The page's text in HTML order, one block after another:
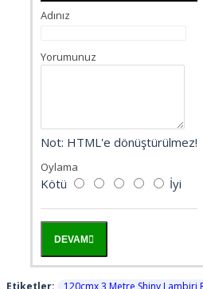
DERİNLİK
DİNİ
DOĞA
Adınız
Yorumunuz
Not: HTML'e dönüştürülmez!
Oylama
Kötü İyi
DEVAM
Etiketler: 120cmx 3 Metre Shiny Lambiri